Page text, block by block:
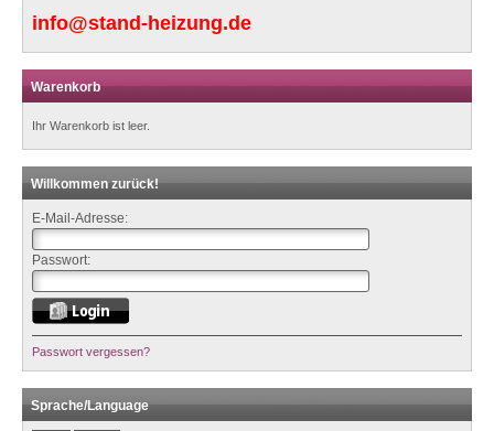
info@stand-heizung.de
Warenkorb
Ihr Warenkorb ist leer.
Willkommen zurück!
E-Mail-Adresse:
Passwort:
Passwort vergessen?
Sprache/Language